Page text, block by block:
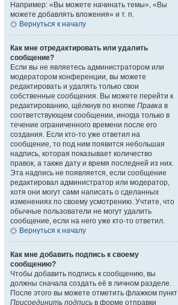
Например: «Вы можете начинать темы», «Вы
можете добавлять вложения» и т. п.
Вернуться к началу
Как мне отредактировать или удалить
сообщение?
Если вы не являетесь администратором или
модератором конференции, вы можете
редактировать и удалять только свои
собственные сообщения. Вы можете перейти к
редактированию, щёлкнув по кнопке Правка в
соответствующем сообщении, иногда только в
течение ограниченного времени после его
создания. Если кто-то уже ответил на
сообщение, то под ним появится небольшая
надпись, которая показывает количество
правок, а также дату и время последней из них.
Эта надпись не появляется, если сообщение
редактировал администратор или модератор,
хотя они могут сами написать о сделанных
изменениях по своему усмотрению. Учтите, что
обычные пользователи не могут удалить
сообщение, если на него уже кто-то ответил.
Вернуться к началу
Как мне добавить подпись к своему
сообщению?
Чтобы добавить подпись к сообщению, вы
должны сначала создать её в личном разделе.
После этого вы можете отметить флажком пункт
Присоединить подпись в форме отправки